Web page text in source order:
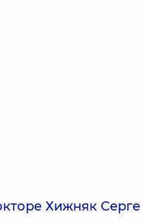
Хижняк